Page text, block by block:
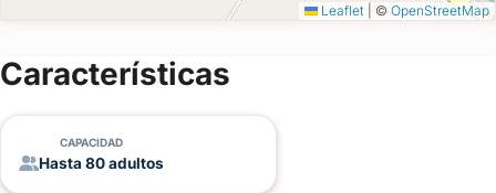
Leaflet © OpenStreetMap
Características
CAPACIDAD
Hasta 80 adultos